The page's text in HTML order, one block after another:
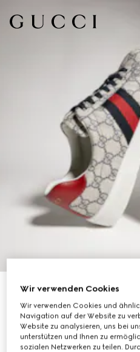
Gucci Ace Damensneaker mit
CHF 570
Variantenbeigefarbener und blauer
Wir verwenden Cookies
Wir verwenden Cookies und
Navigation auf der Website zu
Website zu analysieren, uns bei
unterstützen und Ihnen zu
sozialen Netzwerken zu teilen.